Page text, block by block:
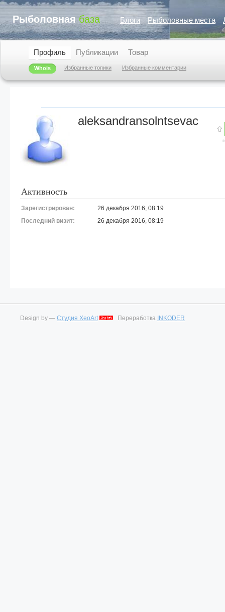
Рыболовная база Блоги Рыболовные места
Профиль
Whois Избранные топики Избранные комментарии
Публикации Товар
aleksandransolntsevac
Активность
Зарегистрирован:
26 декабря 2016, 08:19
Последний визит:
26 декабря 2016, 08:19
Design by — Студия XeoArt Переработка INKODER